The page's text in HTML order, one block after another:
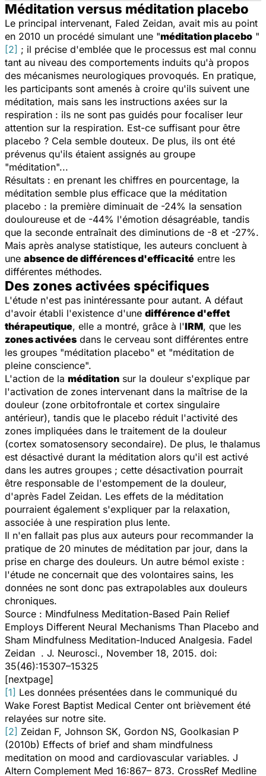
Méditation versus méditation placebo
Le principal intervenant, Faled Zeidan, avait mis au point
en 2010 un procédé simulant une "méditation placebo "
[2] ; il précise d'emblée que le processus est mal connu
tant au niveau des comportements induits qu'à propos
des mécanismes neurologiques provoqués. En pratique,
les participants sont amenés à croire qu'ils suivent une
méditation, mais sans les instructions axées sur la
respiration : ils ne sont pas guidés pour focaliser leur
attention sur la respiration. Est-ce suffisant pour être
placebo ? Cela semble douteux. De plus, ils ont été
prévenus qu'ils étaient assignés au groupe
"méditation"...
Résultats : en prenant les chiffres en pourcentage, la
méditation semble plus efficace que la méditation
placebo : la première diminuait de -24% la sensation
douloureuse et de -44% l'émotion désagréable, tandis
que la seconde entraînait des diminutions de -8 et -27%.
Mais après analyse statistique, les auteurs concluent à
une absence de différences d'efficacité entre les
différentes méthodes.
Des zones activées spécifiques
L'étude n'est pas inintéressante pour autant. A défaut
d'avoir établi l'existence d'une différence d'effet
thérapeutique, elle a montré, grâce à l'IRM, que les
zones activées dans le cerveau sont différentes entre
les groupes "méditation placebo" et "méditation de
pleine conscience".
L'action de la méditation sur la douleur s'explique par
l'activation de zones intervenant dans la maîtrise de la
douleur (zone orbitofrontale et cortex singulaire
antérieur), tandis que le placebo réduit l'activité des
zones impliquées dans le traitement de la douleur
(cortex somatosensory secondaire). De plus, le thalamus
est désactivé durant la méditation alors qu'il est activé
dans les autres groupes ; cette désactivation pourrait
être responsable de l'estompement de la douleur,
d'après Fadel Zeidan. Les effets de la méditation
pourraient également s'expliquer par la relaxation,
associée à une respiration plus lente.
Il n'en fallait pas plus aux auteurs pour recommander la
pratique de 20 minutes de méditation par jour, dans la
prise en charge des douleurs. Un autre bémol existe :
l'étude ne concernait que des volontaires sains, les
données ne sont donc pas extrapolables aux douleurs
chroniques.
Source : Mindfulness Meditation-Based Pain Relief
Employs Different Neural Mechanisms Than Placebo and
Sham Mindfulness Meditation-Induced Analgesia. Fadel
Zeidan . J. Neurosci., November 18, 2015. doi:
35(46):15307–15325
[nextpage]
[1] Les données présentées dans le communiqué du
Wake Forest Baptist Medical Center ont brièvement été
relayées sur notre site.
[2] Zeidan F, Johnson SK, Gordon NS, Goolkasian P
(2010b) Effects of brief and sham mindfulness
meditation on mood and cardiovascular variables. J
Altern Complement Med 16:867– 873. CrossRef Medline